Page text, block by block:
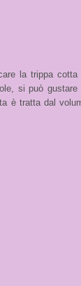
la trippa cotta
si può gustare
è tratta dal